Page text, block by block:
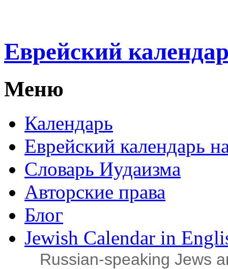
Еврейский
Меню
Календарь
Еврейский календарь
Словарь Иудаизма
Авторские права
Блог
Jewish Calendar in
Russian‑speaking Jews